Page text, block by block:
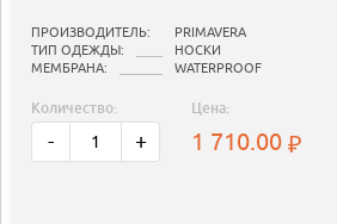
ПРОИЗВОДИТЕЛЬ:
PRIMAVERA
ТИП ОДЕЖДЫ:
НОСКИ
МЕМБРАНА:
WATERPROOF
Количество:
- +
Цена:
1 710.00